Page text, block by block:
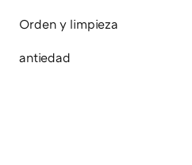
Orden y limpieza
antiedad